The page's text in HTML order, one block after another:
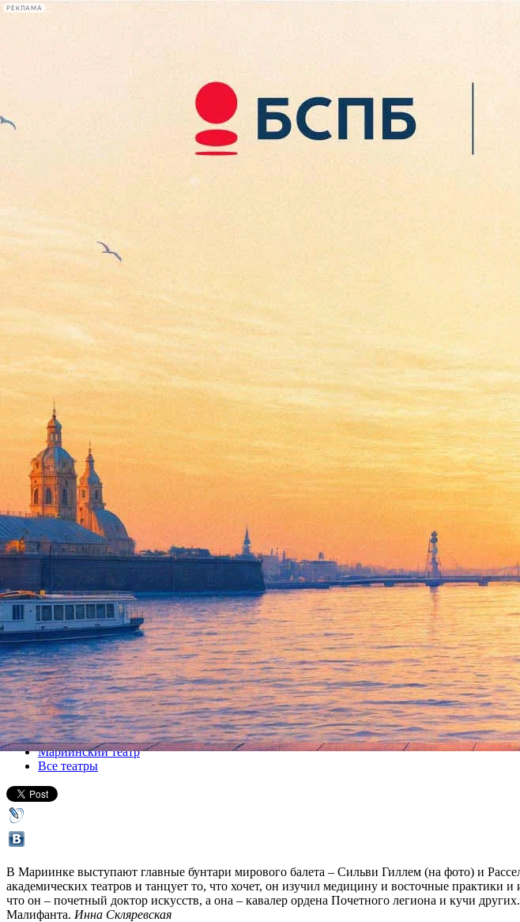
РЕКЛАМА
лекции
книги
Push
03 октября 2011, понедельник,19.00
Версия для печати
Все спектакли
Мариинский театр
Все театры
В Мариинке выступают главные бунтари мирового балета – Сильви Гиллем (на фото) и
академических театров и танцует то, что хочет, он изучил медицину и восточные
что он – почетный доктор искусств, а она – кавалер ордена Почетного легиона и кучи
Малифанта. Инна Скляревская